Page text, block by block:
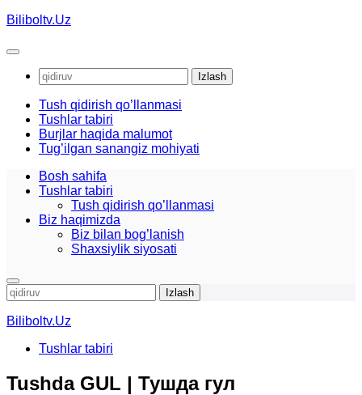
Skip
content
Biliboltv.Uz
Qidirshish:
Tush qidirish qo’llanmasi
Tushlar tabiri
Burjlar haqida malumot
Tug’ilgan sanangiz mohiyati
Bosh sahifa
Tushlar tabiri
Tush qidirish qo’llanmasi
Biz haqimizda
Biz bilan bog’lanish
Shaxsiylik siyosati
Qidirshish:
Biliboltv.Uz
Tushlar tabiri
Tushda GUL | Тушда гул